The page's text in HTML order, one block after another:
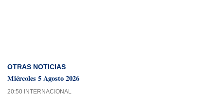
OTRAS NOTICIAS
Miércoles 5 Agosto 2026
20:50 INTERNACIONAL